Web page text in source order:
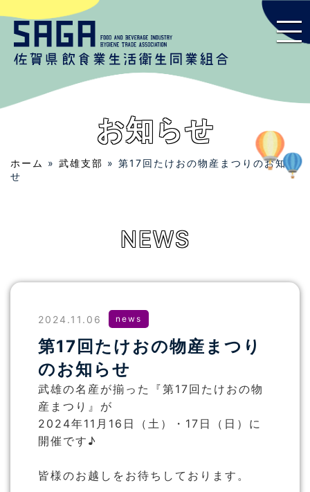
お知らせ
ホーム » 武雄支部 » 第17回たけおの物産まつりのお知ら
せ
NEWS
2024.11.06 news
第17回たけおの物産まつり
のお知らせ
武雄の名産が揃った『第17回たけおの物
産まつり』が
2024年11月16日（土）・17日（日）に
開催です♪
皆様のお越しをお待ちしております。